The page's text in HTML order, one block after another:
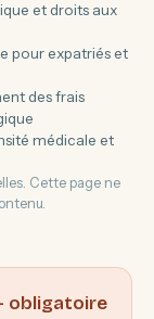
et droits aux
pour expatriés et
des frais
médicale et
Cette page ne
obligatoire